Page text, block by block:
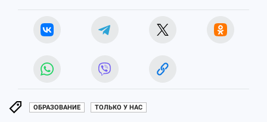
ОБРАЗОВАНИЕ ТОЛЬКО У НАС